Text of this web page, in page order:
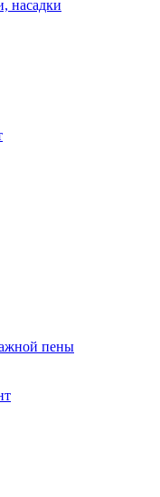
насадки
пены